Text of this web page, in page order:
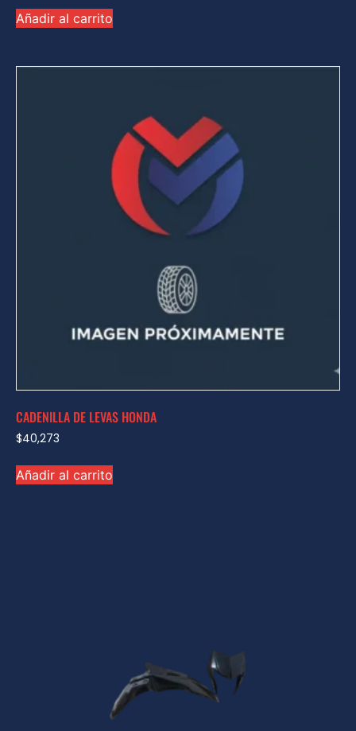
Añadir al carrito
CADENILLA DE LEVAS HONDA
$40,273
Añadir al carrito